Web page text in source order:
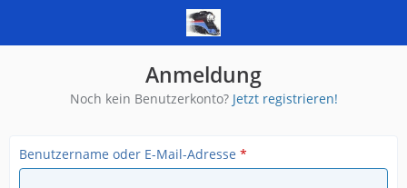
Anmeldung
Noch kein Benutzerkonto? Jetzt registrieren!
Benutzername oder E-Mail-Adresse *